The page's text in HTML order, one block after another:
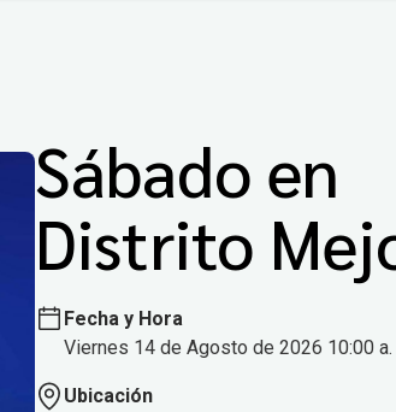
Sábado en
Distrito
Fecha y Hora
Viernes 14 de Agosto de 2026 10:00 a.
Ubicación